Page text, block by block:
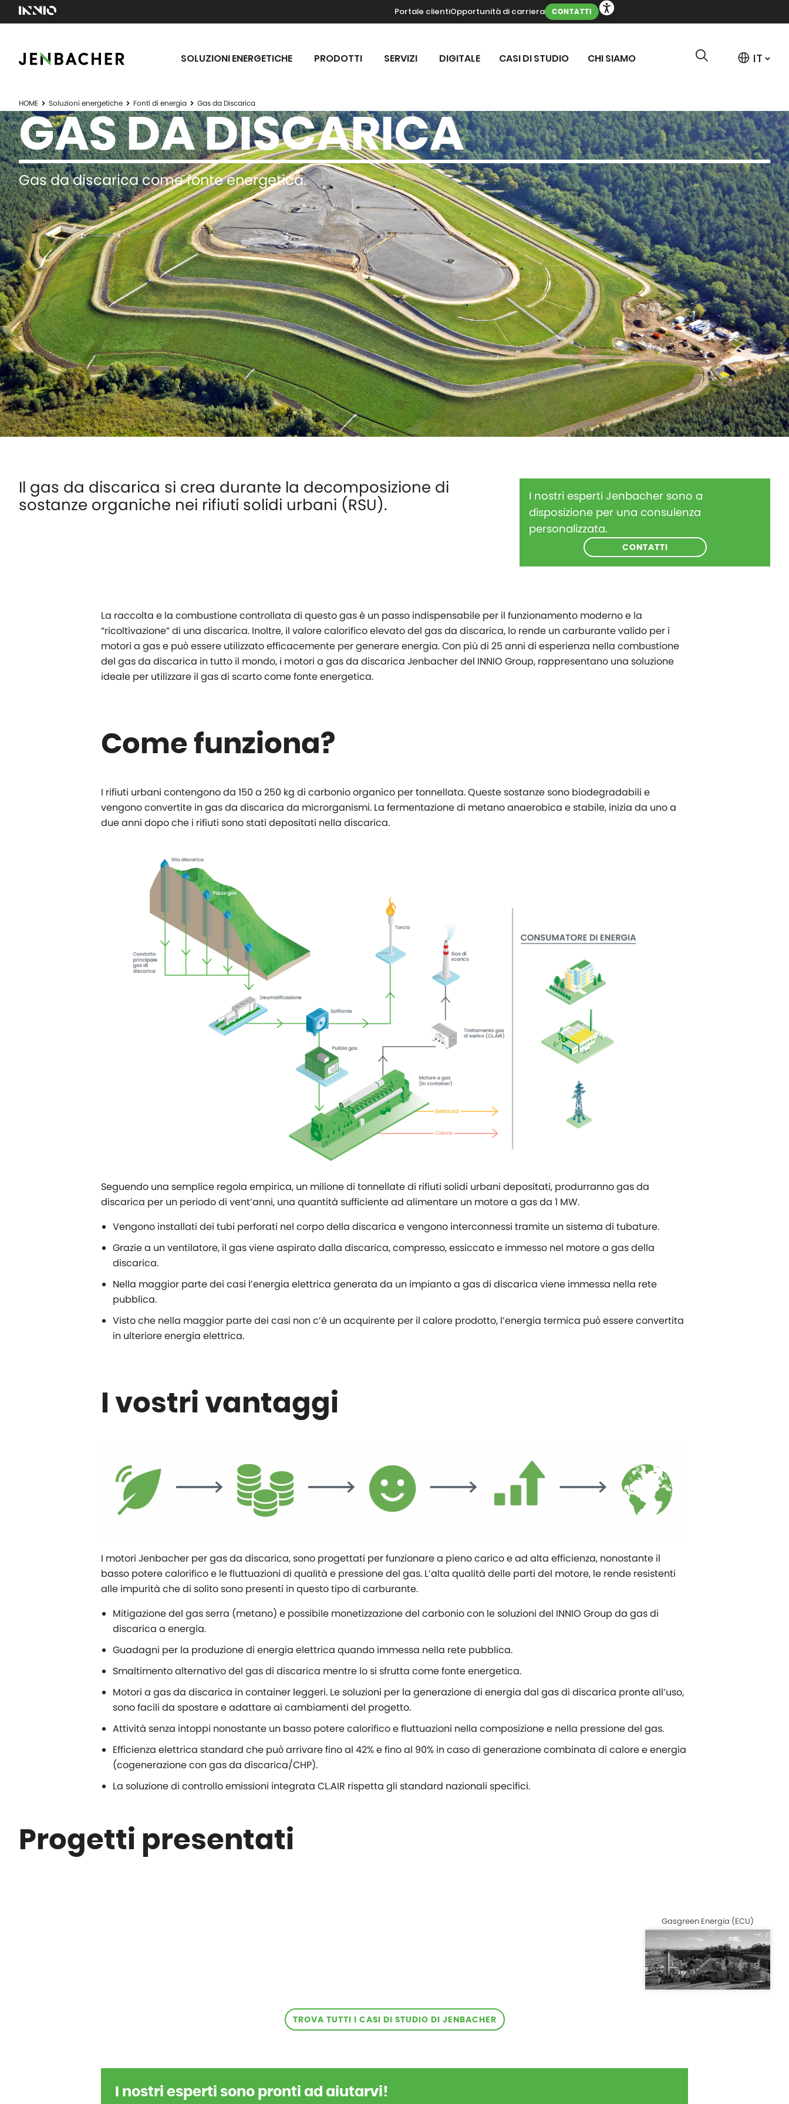
Portale clientiOpportunità di carriera CONTATTI
SOLUZIONI ENERGETICHE PRODOTTI SERVIZI DIGITALE CASI DI STUDIO CHI SIAMO
HOME Soluzioni energetiche Fonti di energia Gas da Discarica
GAS DA DISCARICA
Gas da discarica come fonte energetica.
Il gas da discarica si crea durante la decomposizione di
sostanze organiche nei rifiuti solidi urbani (RSU).
I nostri esperti Jenbacher sono a
disposizione per una consulenza
personalizzata.
CONTATTI
La raccolta e la combustione controllata di questo gas è un passo indispensabile per il funzionamento moderno e la
“ricoltivazione” di una discarica. Inoltre, il valore calorifico elevato del gas da discarica, lo rende un carburante valido per i
motori a gas e può essere utilizzato efficacemente per generare energia. Con più di 25 anni di esperienza nella combustione
del gas da discarica in tutto il mondo, i motori a gas da discarica Jenbacher del INNIO Group, rappresentano una soluzione
ideale per utilizzare il gas di scarto come fonte energetica.
Come funziona?
I rifiuti urbani contengono da 150 a 250 kg di carbonio organico per tonnellata. Queste sostanze sono biodegradabili e
vengono convertite in gas da discarica da microrganismi. La fermentazione di metano anaerobica e stabile, inizia da uno a
due anni dopo che i rifiuti sono stati depositati nella discarica.
Seguendo una semplice regola empirica, un milione di tonnellate di rifiuti solidi urbani depositati, produrranno gas da
discarica per un periodo di vent’anni, una quantità sufficiente ad alimentare un motore a gas da 1 MW.
Vengono installati dei tubi perforati nel corpo della discarica e vengono interconnessi tramite un sistema di tubature.
Grazie a un ventilatore, il gas viene aspirato dalla discarica, compresso, essiccato e immesso nel motore a gas della
discarica.
Nella maggior parte dei casi l’energia elettrica generata da un impianto a gas di discarica viene immessa nella rete
pubblica.
Visto che nella maggior parte dei casi non c’è un acquirente per il calore prodotto, l’energia termica può essere convertita
in ulteriore energia elettrica.
I vostri vantaggi
I motori Jenbacher per gas da discarica, sono progettati per funzionare a pieno carico e ad alta efficienza, nonostante il
basso potere calorifico e le fluttuazioni di qualità e pressione del gas. L’alta qualità delle parti del motore, le rende resistenti
alle impurità che di solito sono presenti in questo tipo di carburante.
Mitigazione del gas serra (metano) e possibile monetizzazione del carbonio con le soluzioni del INNIO Group da gas di
discarica a energia.
Guadagni per la produzione di energia elettrica quando immessa nella rete pubblica.
Smaltimento alternativo del gas di discarica mentre lo si sfrutta come fonte energetica.
Motori a gas da discarica in container leggeri. Le soluzioni per la generazione di energia dal gas di discarica pronte all’uso,
sono facili da spostare e adattare ai cambiamenti del progetto.
Attività senza intoppi nonostante un basso potere calorifico e fluttuazioni nella composizione e nella pressione del gas.
Efficienza elettrica standard che può arrivare fino al 42% e fino al 90% in caso di generazione combinata di calore e energia
(cogenerazione con gas da discarica/CHP).
La soluzione di controllo emissioni integrata CL.AIR rispetta gli standard nazionali specifici.
Progetti presentati
Gasgreen Energia (ECU)
TROVA TUTTI I CASI DI STUDIO DI JENBACHER
I nostri esperti sono pronti ad aiutarvi!